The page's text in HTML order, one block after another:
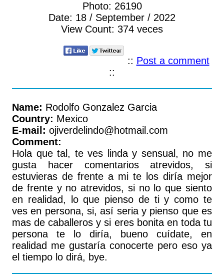
Photo: 26190
Date: 18 / September / 2022
View Count: 374 veces
:: Post a comment
::
Name: Rodolfo Gonzalez Garcia
Country: Mexico
E-mail: ojiverdelindo@hotmail.com
Comment:
Hola que tal, te ves linda y sensual, no me
gusta hacer comentarios atrevidos, si
estuvieras de frente a mi te los diría mejor
de frente y no atrevidos, si no lo que siento
en realidad, lo que pienso de ti y como te
ves en persona, si, así seria y pienso que es
mas de caballeros y si eres bonita en toda tu
persona te lo diría, bueno cuídate, en
realidad me gustaría conocerte pero eso ya
el tiempo lo dirá, bye.